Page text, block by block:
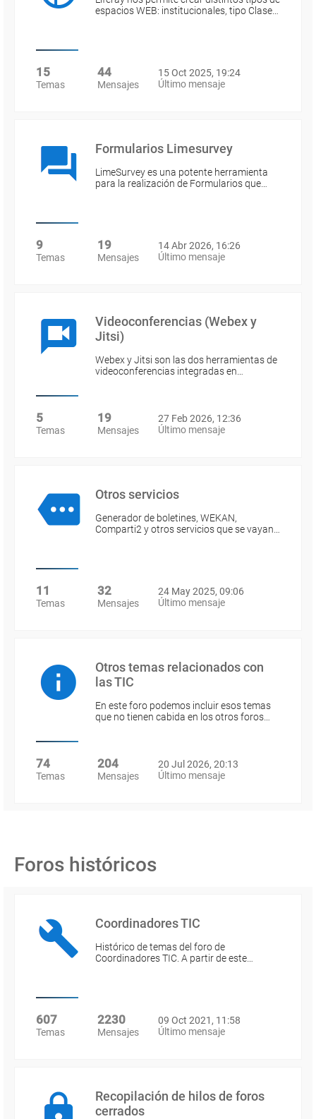
espacios WEB: institucionales, tipo Clase…
15
Temas
44
Mensajes
15 Oct 2025, 19:24
Último mensaje
Formularios Limesurvey
LimeSurvey es una potente herramienta
para la realización de Formularios que…
9
Temas
19
Mensajes
14 Abr 2026, 16:26
Último mensaje
Videoconferencias (Webex y
Jitsi)
Webex y Jitsi son las dos herramientas de
videoconferencias integradas en…
5
Temas
19
Mensajes
27 Feb 2026, 12:36
Último mensaje
Otros servicios
Generador de boletines, WEKAN,
Comparti2 y otros servicios que se vayan…
11
Temas
32
Mensajes
24 May 2025, 09:06
Último mensaje
Otros temas relacionados con
las TIC
En este foro podemos incluir esos temas
que no tienen cabida en los otros foros…
74
Temas
204
Mensajes
20 Jul 2026, 20:13
Último mensaje
Foros históricos
Coordinadores TIC
Histórico de temas del foro de
Coordinadores TIC. A partir de este…
607
Temas
2230
Mensajes
09 Oct 2021, 11:58
Último mensaje
Recopilación de hilos de foros
cerrados